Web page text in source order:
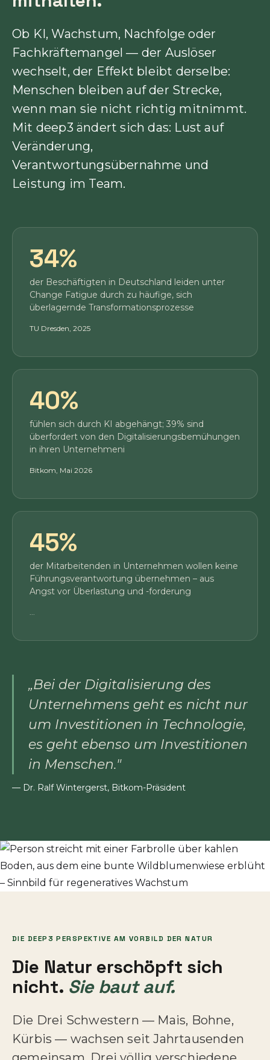
Ob KI, Wachstum, Nachfolge oder
Fachkräftemangel — der Auslöser
wechselt, der Effekt bleibt derselbe:
Menschen bleiben auf der Strecke,
wenn man sie nicht richtig mitnimmt.
Mit deep3 ändert sich das: Lust auf
Veränderung,
Verantwortungsübernahme und
Leistung im Team.
34%
der Beschäftigten in Deutschland leiden unter
Change Fatigue durch zu häufige, sich
überlagernde Transformationsprozesse
TU Dresden, 2025
40%
fühlen sich durch KI abgehängt; 39% sind
überfordert von den Digitalisierungsbemühungen
in ihren Unternehmeni
Bitkom, Mai 2026
45%
der Mitarbeitenden in Unternehmen wollen keine
Führungsverantwortung übernehmen – aus
Angst vor Überlastung und -forderung
...
„Bei der Digitalisierung des
Unternehmens geht es nicht nur
um Investitionen in Technologie,
es geht ebenso um Investitionen
in Menschen."
— Dr. Ralf Wintergerst, Bitkom-Präsident
DIE DEEP3 PERSPEKTIVE AM VORBILD DER NATUR
Die Natur erschöpft sich
nicht. Sie baut auf.
Die Drei Schwestern — Mais, Bohne,
Kürbis — wachsen seit Jahrtausenden